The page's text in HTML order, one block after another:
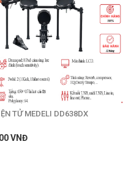
TỬ MEDELI DD638DX
VNĐ